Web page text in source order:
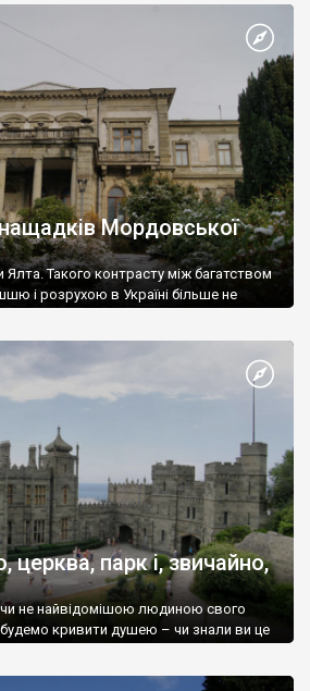
Мордовської
Ялта. Такого контрасту між багатством
і розрухою в Україні більше не
церква, парк і, звичайно,
не найвідомішою людиною свого
будемо кривити душею – чи знали ви це